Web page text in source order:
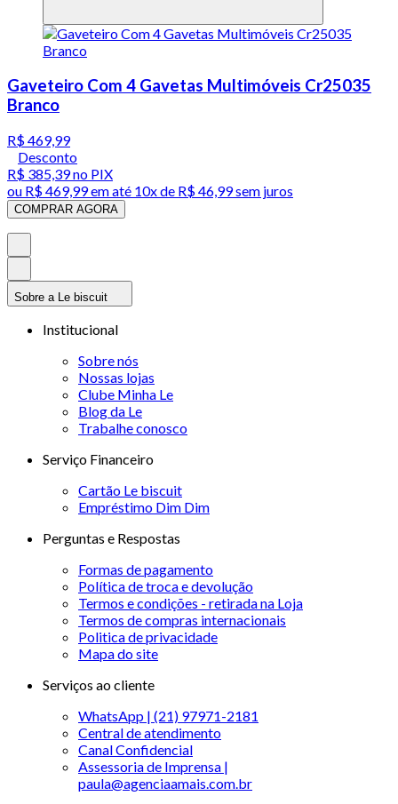
Gaveteiro Com 4 Gavetas Multimóveis Cr25035
Branco
R$ 469,99
Desconto
R$ 385,39no PIX
ou R$ 469,99em até 10x de R$ 46,99 sem juros
COMPRAR AGORA
Sobre a Le biscuit
Institucional
Sobre nós
Nossas lojas
Clube Minha Le
Blog da Le
Trabalhe conosco
Serviço Financeiro
Cartão Le biscuit
Empréstimo Dim Dim
Perguntas e Respostas
Formas de pagamento
Política de troca e devolução
Termos e condições - retirada na Loja
Termos de compras internacionais
Politica de privacidade
Mapa do site
Serviços ao cliente
WhatsApp | (21) 97971-2181
Central de atendimento
Canal Confidencial
Assessoria de Imprensa |
paula@agenciaamais.com.br